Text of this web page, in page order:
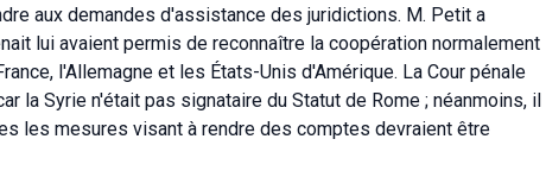
aux demandes d'assistance des juridictions. M. Petit a
lui avaient permis de reconnaître la coopération normalement
l'Allemagne et les États-Unis d'Amérique. La Cour pénale
la Syrie n'était pas signataire du Statut de Rome ; néanmoins, il
les mesures visant à rendre des comptes devraient être